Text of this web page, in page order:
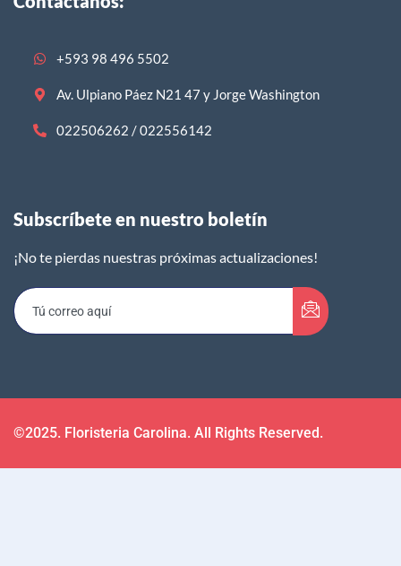
+593 98 496 5502
Av. Ulpiano Páez N21 47 y Jorge Washington
022506262 / 022556142
Subscríbete en nuestro boletín​
¡No te pierdas nuestras próximas actualizaciones!
©2025. Floristeria Carolina. All Rights Reserved.